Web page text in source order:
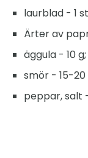
laurblad - 1
Ärter av
äggula - 10 g;
smör - 15-20
peppar, salt